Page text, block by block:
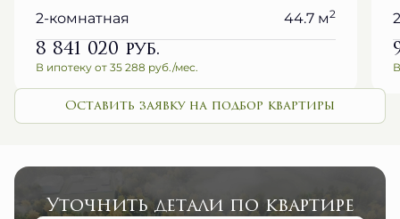
2-комнатная 44.7 м2
8 841 020руб.
В ипотеку от 35 288 руб./мес.
Оставить заявку на подбор квартиры
Уточнить детали по квартире